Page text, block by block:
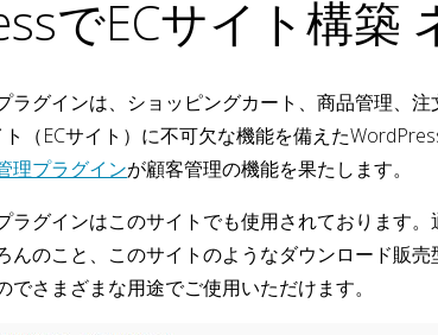
でECサイト構築
ラグインは、ショッピングカート、商品管理、注
（ECサイト）に不可欠な機能を備えた
理プラグインが顧客管理の機能を果たします。
ラグインはこのサイトでも使用されております
んのこと、このサイトのようなダウンロード販
でさまざまな用途でご使用いただけます。